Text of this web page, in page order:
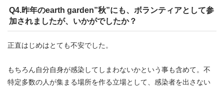
Q4.昨年のearth garden”秋”にも、ボランティアとして参
加されましたが、いかがでしたか？
正直はじめはとても不安でした。
もちろん自分自身が感染してしまわないかという事も含めて。不
特定多数の人が集まる場所を作る立場として、感染者を出さない